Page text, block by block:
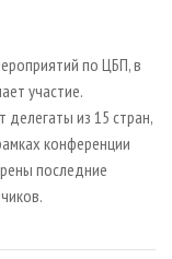
по ЦБП, в
участие.
делегаты из 15 стран,
конференции
последние